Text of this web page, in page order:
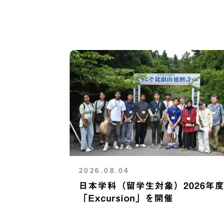
2026.08.04
日本学科（留学生対象）2026年度
「Excursion」を開催